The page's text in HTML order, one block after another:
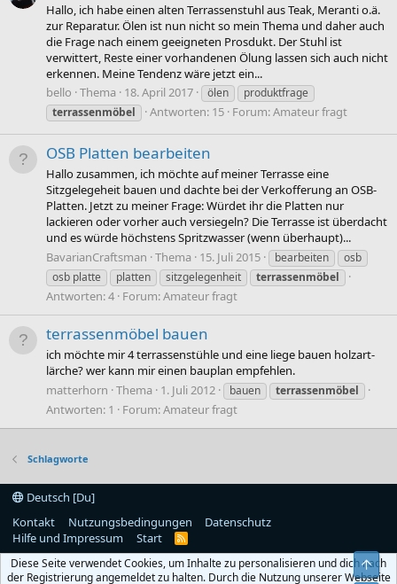
Hallo, ich habe einen alten Terrassenstuhl aus Teak, Meranti o.ä.
zur Reparatur. Ölen ist nun nicht so mein Thema und daher auch
die Frage nach einem geeigneten Prosdukt. Der Stuhl ist
verwittert, Reste einer vorhandenen Ölung lassen sich auch nicht
erkennen. Meine Tendenz wäre jetzt ein...
bello Thema 18. April 2017 ölen
produktfrage
terrassenmöbel
Antworten: 15 Forum:Amateur fragt
OSB Platten bearbeiten
Hallo zusammen, ich möchte auf meiner Terrasse eine
Sitzgelegeheit bauen und dachte bei der Verkofferung an OSB-
Platten. Jetzt zu meiner Frage: Würdet ihr die Platten nur
lackieren oder vorher auch versiegeln? Die Terrasse ist überdacht
und es würde höchstens Spritzwasser (wenn überhaupt)...
BavarianCraftsman Thema 15. Juli 2015 bearbeiten
osb
osb platte
platten sitzgelegenheit terrassenmöbel
Antworten: 4 Forum:Amateur fragt
terrassenmöbel bauen
ich möchte mir 4 terrassenstühle und eine liege bauen holzart-
lärche? wer kann mir einen bauplan empfehlen.
matterhorn Thema 1. Juli 2012 bauen terrassenmöbel
Antworten: 1 Forum:Amateur fragt
Schlagworte
Deutsch [Du]
Kontakt
Nutzungsbedingungen
Datenschutz
Hilfe und Impressum
Start
R
S
Diese Seite verwendet Cookies, um Inhalte zu personalisieren und dich nach
der Registrierung angemeldet zu halten. Durch die Nutzung unserer Webseite